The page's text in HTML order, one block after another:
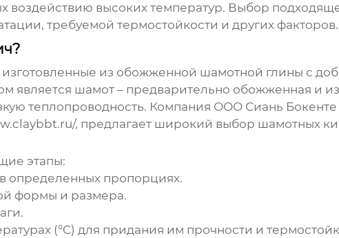
воздействию высоких температур. Выбор
требуемой термостойкости и других факторов.
изготовленные из обожженной шамотной глины с
является шамот – предварительно обожженная и
теплопроводность. Компания ООО Сиань
, предлагает широкий выбор шамотных
этапы:
определенных пропорциях.
формы и размера.
(°C) для придания им прочности и